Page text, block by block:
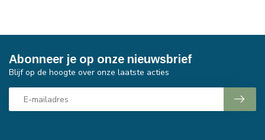
Abonneer je op onze nieuwsbrief
Blijf op de hoogte over onze laatste acties